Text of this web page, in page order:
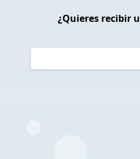
¿Quieres recibir